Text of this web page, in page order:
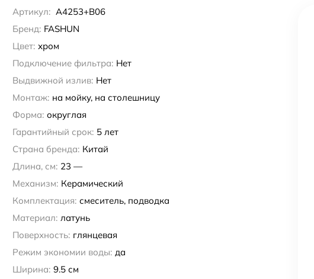
Артикул: A4253+B06
Бренд: FASHUN
Цвет: хром
Подключение фильтра: Нет
Выдвижной излив: Нет
Монтаж: на мойку, на столешницу
Форма: округлая
Гарантийный срок: 5 лет
Страна бренда: Китай
Длина, см: 23 —
Механизм: Керамический
Комплектация: смеситель, подводка
Материал: латунь
Поверхность: глянцевая
Режим экономии воды: да
Ширина: 9.5 см